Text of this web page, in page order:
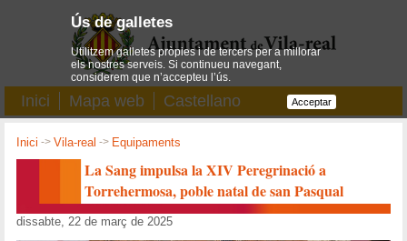
Inici Mapa web Castellano
Inici ->Vila-real -> Equipaments
La Sang impulsa la XIV Peregrinació a
Torrehermosa, poble natal de san Pasqual
dissabte, 22 de març de 2025
Ús de galletes
Utilitzem galletes pròpies i de tercers per a millorar
els nostres serveis. Si continueu navegant,
considerem que n’accepteu l’ús.
Acceptar